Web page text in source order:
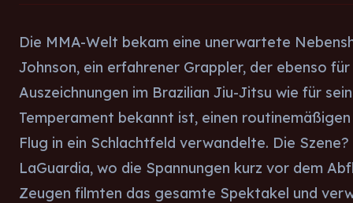
Die MMA-Welt bekam eine unerwartete
Johnson, ein erfahrener Grappler, der ebenso für
Auszeichnungen im Brazilian Jiu-Jitsu wie für
Temperament bekannt ist, einen
Flug in ein Schlachtfeld verwandelte. Die
LaGuardia, wo die Spannungen kurz vor dem
Zeugen filmten das gesamte Spektakel und